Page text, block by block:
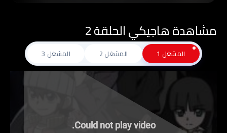
مشاهدة هاجيكي الحلقة 2
المشغل 1 المشغل 2 المشغل 3
Could not play video.